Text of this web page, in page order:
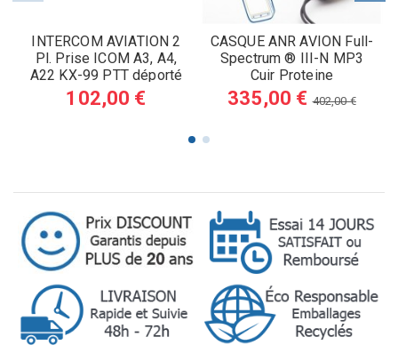
INTERCOM AVIATION 2
Pl. Prise ICOM A3, A4,
A22 KX-99 PTT déporté
(O)
102,00 €
CASQUE ANR AVION Full-
Spectrum ® III-N MP3
Cuir Proteine
335,00 €402,00 €